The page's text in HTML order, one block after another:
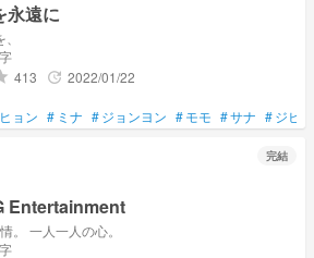
永遠に
413 update 2022/01/22
ョン # ミナ #ジョンヨン #モモ #サナ #ジヒョ
完結
Entertainment
仕事,恋愛,友情。 一人一人の心。